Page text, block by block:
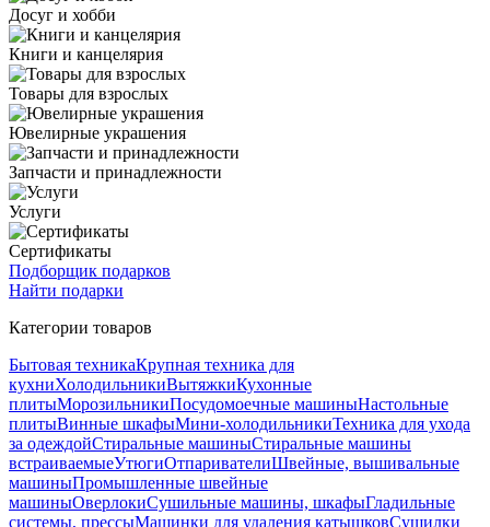
Досуг и хобби
Книги и канцелярия
Товары для взрослых
Ювелирные украшения
Запчасти и принадлежности
Услуги
Сертификаты
Подборщик подарков
Найти подарки
Категории товаров
Бытовая техникаКрупная техника для
кухниХолодильникиВытяжкиКухонные
плитыМорозильникиПосудомоечные машиныНастольные
плитыВинные шкафыМини-холодильникиТехника для ухода
за одеждойСтиральные машиныСтиральные машины
встраиваемыеУтюгиОтпаривателиШвейные, вышивальные
машиныПромышленные швейные
машиныОверлокиСушильные машины, шкафыГладильные
системы, прессыМашинки для удаления катышковСушилки